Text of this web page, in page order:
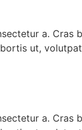
a. Cras
ut,
a. Cras